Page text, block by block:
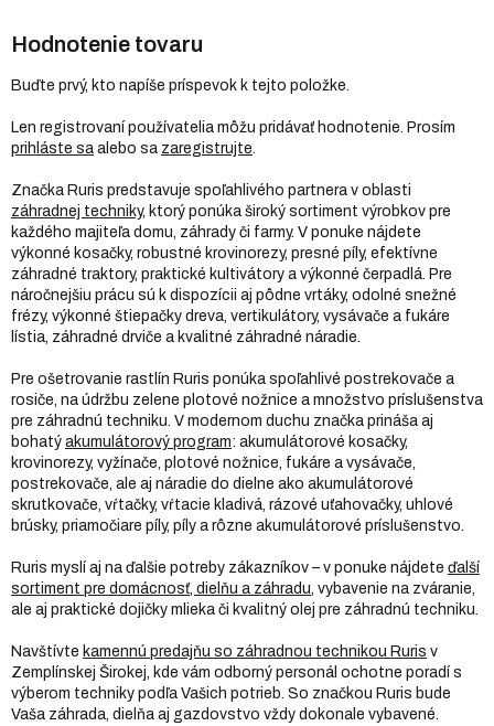
Hodnotenie tovaru
Buďte prvý, kto napíše príspevok k tejto položke.
Len registrovaní používatelia môžu pridávať hodnotenie. Prosím
prihláste sa alebo sa zaregistrujte
Značka Ruris predstavuje spoľahlivého partnera v oblasti
záhradnej techniky, ktorý ponúka široký sortiment výrobkov pre
každého majiteľa domu, záhrady či farmy. V ponuke nájdete
výkonné kosačky, robustné krovinorezy, presné píly, efektívne
záhradné traktory, praktické kultivátory a výkonné čerpadlá. Pre
náročnejšiu prácu sú k dispozícii aj pôdne vrtáky, odolné snežné
frézy, výkonné štiepačky dreva, vertikulátory, vysávače a fukáre
lístia, záhradné drviče a kvalitné záhradné náradie.
Pre ošetrovanie rastlín Ruris ponúka spoľahlivé postrekovače a
rosiče, na údržbu zelene plotové nožnice a množstvo príslušenstva
pre záhradnú techniku. V modernom duchu značka prináša aj
bohatý akumulátorový program: akumulátorové kosačky,
krovinorezy, vyžínače, plotové nožnice, fukáre a vysávače,
postrekovače, ale aj náradie do dielne ako akumulátorové
skrutkovače, vŕtačky, vŕtacie kladivá, rázové uťahovačky, uhlové
brúsky, priamočiare píly, píly a rôzne akumulátorové príslušenstvo.
Ruris myslí aj na ďalšie potreby zákazníkov – v ponuke nájdete ďalší
sortiment pre domácnosť, dielňu a záhradu , vybavenie na zváranie,
ale aj praktické dojičky mlieka či kvalitný olej pre záhradnú techniku.
Navštívte kamennú predajňu so záhradnou technikou Ruris v
Zemplínskej Širokej, kde vám odborný personál ochotne poradí s
výberom techniky podľa Vašich potrieb. So značkou Ruris bude
Vaša záhrada, dielňa aj gazdovstvo vždy dokonale vybavené.